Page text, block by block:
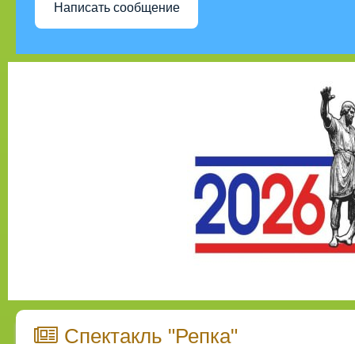
Написать сообщение
Спектакль "Репка"